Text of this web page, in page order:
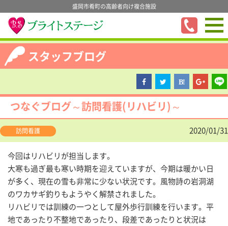
盛岡市肴町の高齢者向け複合施設
スタッフブログ
つなぐブログ～訪問看護(リハビリ)～
訪問看護 2020/01/31
今回はリハビリが担当します。
大寒も過ぎ最も寒い時期を迎えていますが、今期は暖かい日
が多く、現在の雪も非常に少ない状況です。風物詩の岩洞湖
のワカサギ釣りもようやく解禁されました。
リハビリでは訓練の一つとして屋外歩行訓練を行います。平
地であったり不整地であったり、段差であったりと状況は